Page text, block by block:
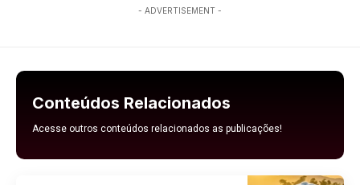
- ADVERTISEMENT -
Conteúdos Relacionados
Acesse outros conteúdos relacionados as publicações!